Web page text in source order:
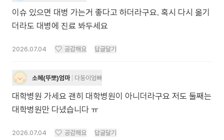
이슈 있으면 대병 가는거 좋다고 하더라구요. 혹시 다시 옮기
더라도 대병에 진료 봐두세요
2026.07.04 공감해요 답글달기
소혜(뚜뽀)엄마 다둥이엄빠
대학병원 가세요 괜히 대학병원이 아니더라구요 저도 둘째는
대학병원만 다녔습니다 ㅠ
2026.07.04 공감해요 답글달기